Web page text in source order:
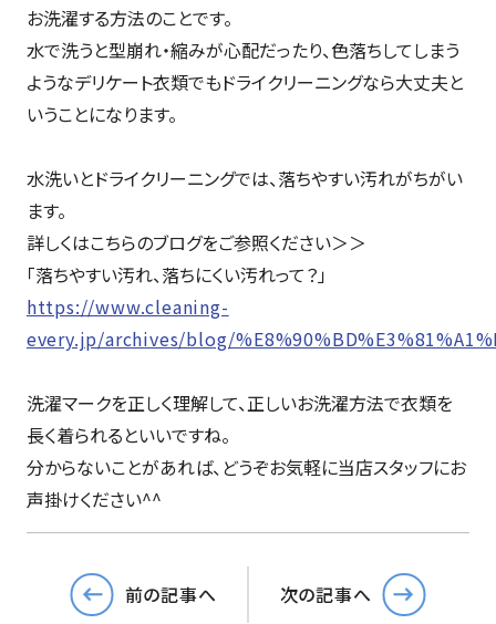
お洗濯する方法のことです。
水で洗うと型崩れ・縮みが心配だったり、色落ちしてしまう
ようなデリケート衣類でもドライクリーニングなら大丈夫と
いうことになります。
水洗いとドライクリーニングでは、落ちやすい汚れがちがい
ます。
詳しくはこちらのブログをご参照ください＞＞
「落ちやすい汚れ、落ちにくい汚れって？」
https://www.cleaning-
every.jp/archives/blog/
洗濯マークを正しく理解して、正しいお洗濯方法で衣類を
長く着られるといいですね。
分からないことがあれば、どうぞお気軽に当店スタッフにお
声掛けください^^
前の記事へ 次の記事へ